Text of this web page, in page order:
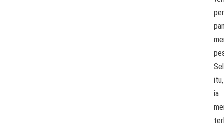
itu,
ia